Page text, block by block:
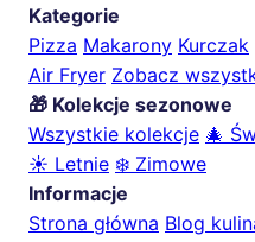
Kategorie
Pizza Makarony Kurczak
Air Fryer Zobacz
🎁 Kolekcje sezonowe
Wszystkie kolekcje 🎄
☀️ Letnie ❄️ Zimowe
Informacje
Strona główna Blog